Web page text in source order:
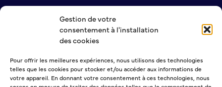
Gestion de votre
consentement à l'installation
des cookies
Pour offrir les meilleures expériences, nous utilisons des technologies
telles que les cookies pour stocker et/ou accéder aux informations de
votre appareil. En donnant votre consentement à ces technologies, nous
NOUS CONTACTER
POLITIQUE DE CONFIDENTIALITÉ
NEWSLETTER
Demande d’Occupation du Domaine Public
Sécurité tranquillité
Police municipale
Pré-plainte en ligne
Tranquillité vacances
Vidéoprotection